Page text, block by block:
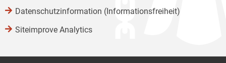
Datenschutzinformation (Informationsfreiheit)
Siteimprove Analytics